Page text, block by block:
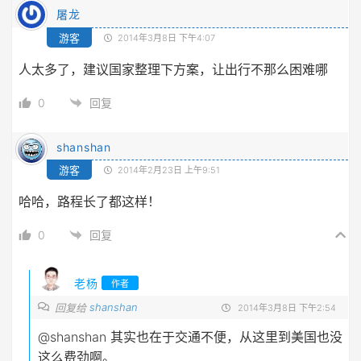
屠龙
游客 2014年3月8日 下午4:07
人太多了，建议国家整理下方案，让出行不那么困难哪
0 回复
shanshan
游客 2014年2月23日 上午9:51
哈哈，路程长了都这样！
0 回复
老杨 作者
回复给shanshan 2014年3月8日 下午2:54
@shanshan 其实也在于交通不便，从这里到美国也没
这么费劲啊。